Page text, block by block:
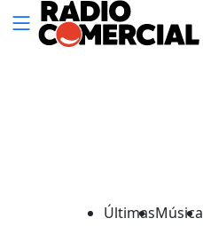
ÚltimasMúsica